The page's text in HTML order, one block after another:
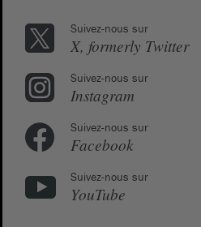
Suivez-nous sur
X, formerly Twitter
Suivez-nous sur
Instagram
Suivez-nous sur
Facebook
Suivez-nous sur
YouTube